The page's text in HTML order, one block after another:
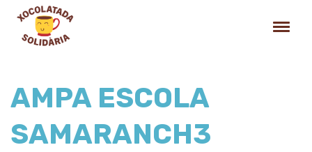
AMPA ESCOLA
SAMARANCH3